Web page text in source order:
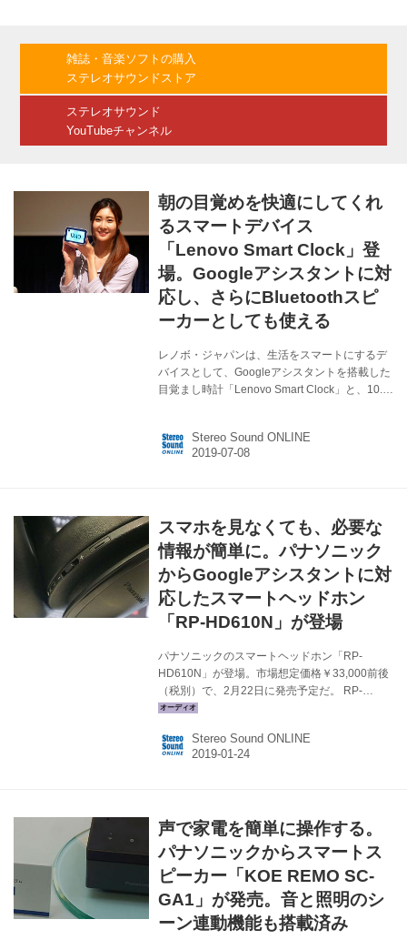
低音と360度に広がるサウンドを再現できると
いう。 さらにボーズのスマートスピーカーシリ
雑誌・音楽ソフトの購入
ステレオサウンドストア
ステレオサウンド
YouTubeチャンネル
朝の目覚めを快適にしてくれ
るスマートデバイス
「Lenovo Smart Clock」登
場。Googleアシスタントに対
応し、さらにBluetoothスピ
ーカーとしても使える
レノボ・ジャパンは、生活をスマートにするデ
バイスとして、Googleアシスタントを搭載した
目覚まし時計「Lenovo Smart Clock」と、10.1
約受付中）。価格はLenovo Smart Clockが
￥9,100（税別）、Lenovo Smart Display M10
日本では諸外国に比べてAIアシスタントなどの
スマートホーム機器の普及の遅れ...
Stereo Sound ONLINE
スマホを見なくても、必要な
情報が簡単に。パナソニック
からGoogleアシスタントに対
応したスマートヘッドホン
「RP-HD610N」が登場
パナソニックのスマートヘッドホン「RP-
HD610N」が登場。市場想定価格￥33,000前後
（税別）で、2月22日に発売予定だ。 RP-
HD610Nは、既発売の「RP-HD600N」の上位
したワイヤレスヘッドホンで、コーデックは
LADC、aptX HDにも対応する（LDAC接続で最
ペックはHD600Nを継承している。 新たな進化
点は、Googleアシスタント機能を搭載し、ボタ
ンを押しながら話しかけるだけで...
Stereo Sound ONLINE
声で家電を簡単に操作する。
パナソニックからスマートス
ピーカー「KOE REMO SC-
GA1」が発売。音と照明のシ
ーン連動機能も搭載済み